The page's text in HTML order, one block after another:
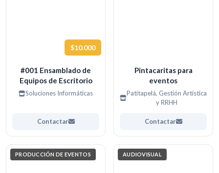
$10.000
#001 Ensamblado de
Equipos de Escritorio
Soluciones Informáticas
Contactar
Pintacaritas para
eventos
Patitapelá, Gestión Artística
y RRHH
Contactar
PRODUCCIÓN DE EVENTOS AUDIOVISUAL